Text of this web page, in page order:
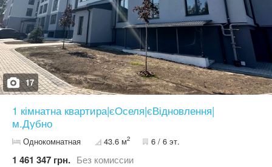
17
1 кімнатна квартира|єОселя|єВідновлення|
м.Дубно
Однокомнатная 43.6 м2 6 / 6 эт.
1 461 347 грн. Без комиссии